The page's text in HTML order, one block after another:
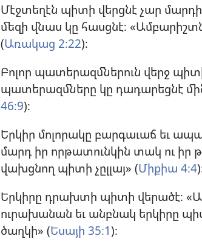
Մէջտեղէն պիտի վերցնէ չար
մեզի վնաս կը հասցնէ։
(Առակաց 2։22)։
Բոլոր պատերազմներուն վերջ
պատերազմները կը դադարեցնէ
46։9)։
Երկիր մոլորակը բարգաւաճ եւ
մարդ իր որթատունկին տակ ու
վախցնող պիտի չըլլայ» (Միքիա 4։4
Երկիրը դրախտի պիտի վերածէ։
ուրախանան եւ անբնակ երկիրը
ծաղկի» (Եսայի 35։1)։